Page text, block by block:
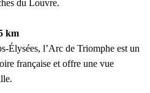
du Louvre.
km
Élysées, l’Arc de Triomphe est un
française et offre une vue